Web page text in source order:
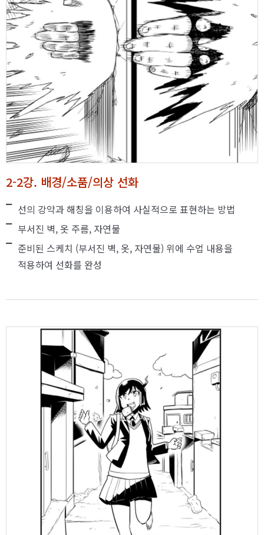
2-2강. 배경/소품/의상 선화
선의 강약과 해칭을 이용하여 사실적으로 표현하는 방법
부서진 벽, 옷 주름, 자연물
준비된 스케치 (부서진 벽, 옷, 자연물) 위에 수업 내용을
적용하여 선화를 완성